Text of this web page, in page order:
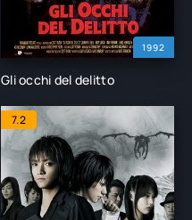
1992
Gli occhi del delitto
7.2